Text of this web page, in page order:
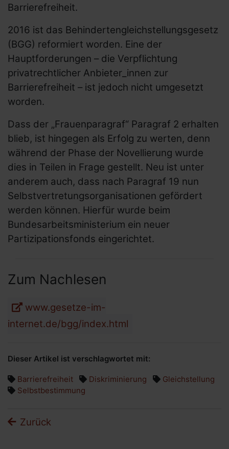
Barrierefreiheit.
2016 ist das Behindertengleichstellungsgesetz
(BGG) reformiert worden. Eine der
Hauptforderungen – die Verpflichtung
privatrechtlicher Anbieter_innen zur
Barrierefreiheit – ist jedoch nicht umgesetzt
worden.
Dass der „Frauenparagraf“ Paragraf 2 erhalten
blieb, ist hingegen als Erfolg zu werten, denn
während der Phase der Novellierung wurde
dies in Teilen in Frage gestellt. Neu ist unter
anderem auch, dass nach Paragraf 19 nun
Selbstvertretungsorganisationen gefördert
werden können. Hierfür wurde beim
Bundesarbeitsministerium ein neuer
Partizipationsfonds eingerichtet.
Zum Nachlesen
www.gesetze-im-
internet.de/bgg/index.html
Dieser Artikel ist verschlagwortet mit:
Barrierefreiheit Diskriminierung
Gleichstellung
Selbstbestimmung
Zurück